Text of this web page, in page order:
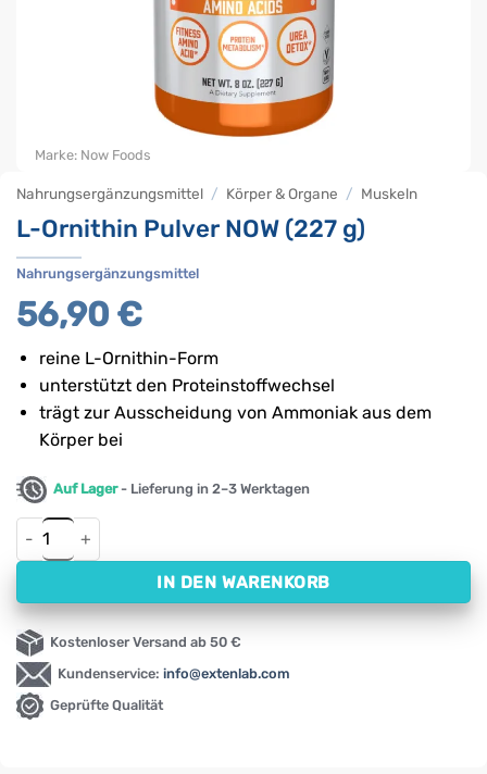
Nahrungsergänzungsmittel / Körper & Organe / Muskeln
L-Ornithin Pulver NOW (227 g)
Nahrungsergänzungsmittel
56,90 €
reine L-Ornithin-Form
unterstützt den Protein­stoffwechsel
trägt zur Ausscheidung von Ammoniak aus dem
Körper bei
Auf Lager- Lieferung in 2–3 Werktagen
L-Ornithin Pulver NOW (227 g) Menge
IN DEN WARENKORB
Kostenloser Versand ab 50 €
Kundenservice: info@extenlab.com
Geprüfte Qualität
Marke: Now Foods